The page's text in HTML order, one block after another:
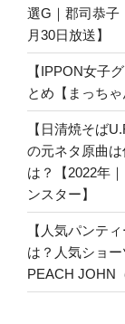
選G｜郡司恭子
月30日放送】
【IPPON女子
とめ【まっちゃ
【日清焼そば
の元ネタ原曲
は？【2022年
ンスター】
【人気パンテ
は？人気ショ
PEACH JOHN